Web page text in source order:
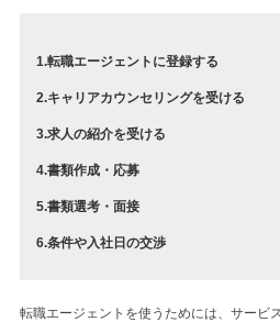
1.転職エージェントに登録する
2.キャリアカウンセリングを受ける
3.求人の紹介を受ける
4.書類作成・応募
5.書類選考・面接
6.条件や入社日の交渉
転職エージェントを使うためには、サービ